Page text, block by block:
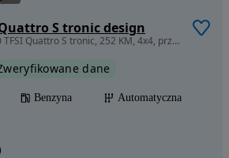
S tronic design
1984 cm3 • 252 KM • 2.0 TFSI Quattro S tronic, 252 KM, 4x4, przebieg: 99 900 km., automat
dane
Benzyna
Automatyczna